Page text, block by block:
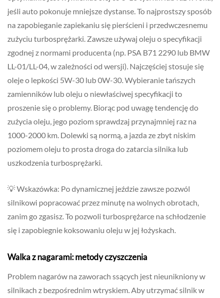
jeśli auto pokonuje mniejsze dystanse. To najprostszy sposób
na zapobieganie zapiekaniu się pierścieni i przedwczesnemu
zużyciu turbosprężarki. Zawsze używaj oleju o specyfikacji
zgodnej z normami producenta (np. PSA B71 2290 lub BMW
LL-01/LL-04, w zależności od wersji). Najczęściej stosuje się
oleje o lepkości 5W-30 lub 0W-30. Wybieranie tańszych
zamienników lub oleju o niewłaściwej specyfikacji to
proszenie się o problemy. Biorąc pod uwagę tendencję do
zużycia oleju, jego poziom sprawdzaj przynajmniej raz na
1000-2000 km. Dolewki są normą, a jazda ze zbyt niskim
poziomem oleju to prosta droga do zatarcia silnika lub
uszkodzenia turbosprężarki.
💡 Wskazówka: Po dynamicznej jeździe zawsze pozwól
silnikowi popracować przez minutę na wolnych obrotach,
zanim go zgasisz. To pozwoli turbosprężarce na schłodzenie
się i zapobiegnie koksowaniu oleju w jej łożyskach.
Walka z nagarami: metody czyszczenia
Problem nagarów na zaworach ssących jest nieunikniony w
silnikach z bezpośrednim wtryskiem. Aby utrzymać silnik w